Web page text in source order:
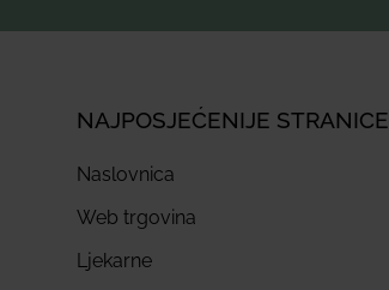
NAJPOSJEĆENIJE STRANICE
Naslovnica
Web trgovina
Ljekarne